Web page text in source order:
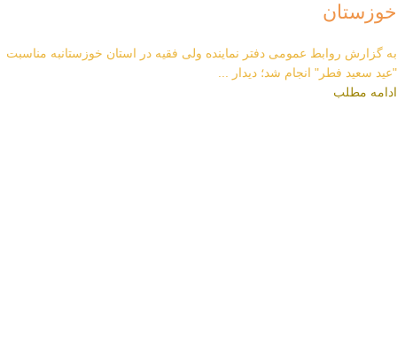
خوزستان
به گزارش روابط عمومی دفتر نماینده ولی فقیه در استان خوزستانبه مناسبت
"عید سعید فطر" انجام شد؛ دیدار ...
ادامه مطلب